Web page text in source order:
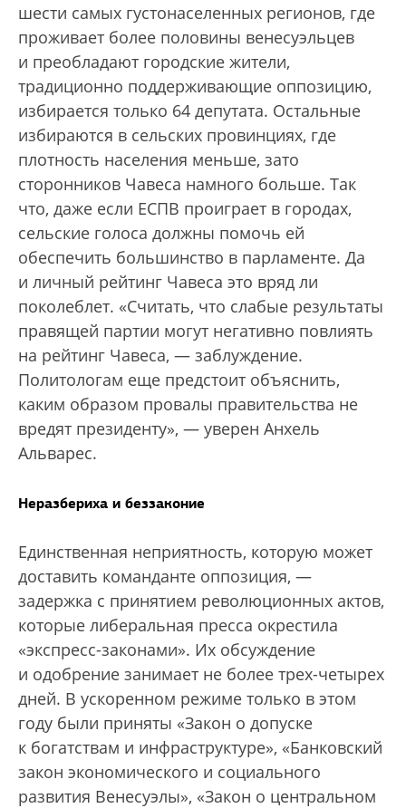
шести самых густонаселенных регионов, где
проживает более половины венесуэльцев
и преобладают городские жители,
традиционно поддерживающие оппозицию,
избирается только 64 депутата. Остальные
избираются в сельских провинциях, где
плотность населения меньше, зато
сторонников Чавеса намного больше. Так
что, даже если ЕСПВ проиграет в городах,
сельские голоса должны помочь ей
обеспечить большинство в парламенте. Да
и личный рейтинг Чавеса это вряд ли
поколеблет. «Считать, что слабые результаты
правящей партии могут негативно повлиять
на рейтинг Чавеса, — заблуждение.
Политологам еще предстоит объяснить,
каким образом провалы правительства не
вредят президенту», — уверен Анхель
Альварес.
Неразбериха и беззаконие
Единственная неприятность, которую может
доставить команданте оппозиция, —
задержка с принятием революционных актов,
которые либеральная пресса окрестила
«экспресс-законами». Их обсуждение
и одобрение занимает не более трех-четырех
дней. В ускоренном режиме только в этом
году были приняты «Закон о допуске
к богатствам и инфраструктуре», «Банковский
закон экономического и социального
развития Венесуэлы», «Закон о центральном